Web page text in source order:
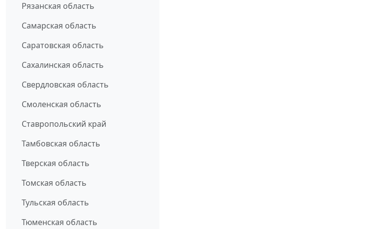
Рязанская область
Самарская область
Саратовская область
Сахалинская область
Свердловская область
Смоленская область
Ставропольский край
Тамбовская область
Тверская область
Томская область
Тульская область
Тюменская область